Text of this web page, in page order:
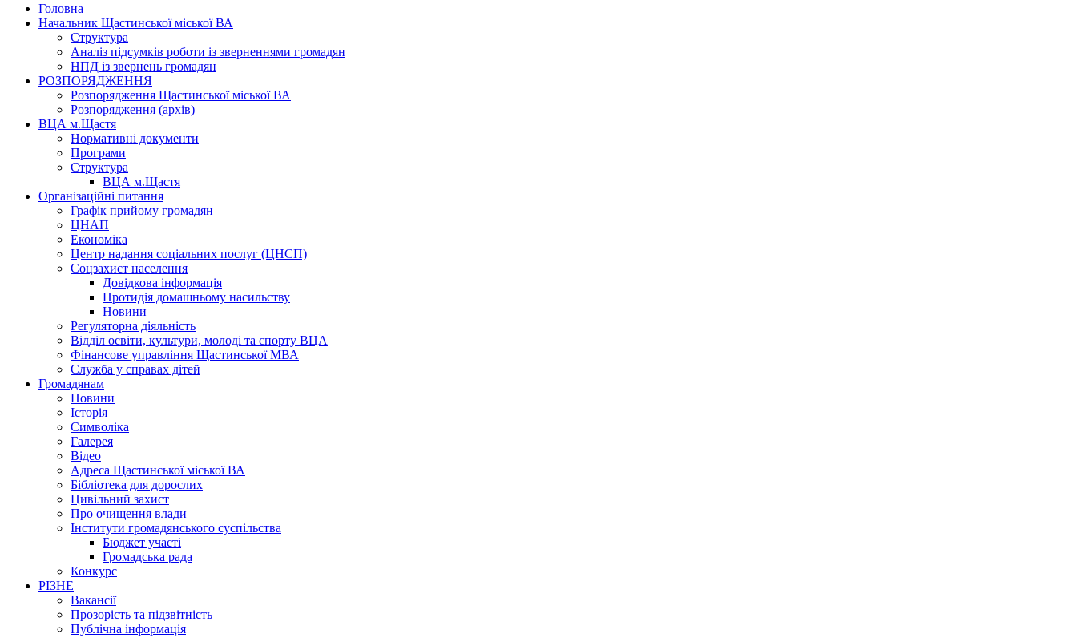
Головна
Начальник Щастинської міської ВА
Структура
Аналіз підсумків роботи із зверненнями громадян
НПД із звернень громадян
РОЗПОРЯДЖЕННЯ
Розпорядження Щастинської міської ВА
Розпорядження (архів)
ВЦА м.Щастя
Нормативні документи
Програми
Структура
ВЦА м.Щастя
Організаційні питання
Графік прийому громадян
ЦНАП
Економіка
Центр надання соціальних послуг (ЦНСП)
Соцзахист населення
Довідкова інформація
Протидія домашньому насильству
Новини
Регуляторна діяльність
Відділ освіти, культури, молоді та спорту ВЦА
Фінансове управління Щастинської МВА
Служба у справах дітей
Громадянам
Новини
Історія
Символіка
Галерея
Відео
Адреса Щастинської міської ВА
Бібліотека для дорослих
Цивільний захист
Про очищення влади
Інститути громадянського суспільства
Бюджет участі
Громадська рада
Конкурс
РІЗНЕ
Вакансії
Прозорість та підзвітність
Публічна інформація